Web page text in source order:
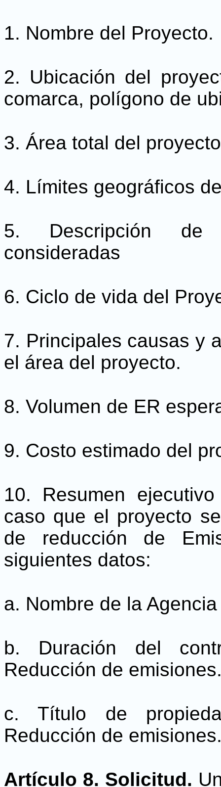
1. Nombre del Proyecto.
2. Ubicación del
comarca, polígono de
3. Área total del
4. Límites geográficos
5. Descripción de
consideradas
6. Ciclo de vida del
7. Principales causas y
el área del proyecto.
8. Volumen de ER
9. Costo estimado del
10. Resumen
caso que el proyecto
de reducción de
siguientes datos:
a. Nombre de la Agencia
b. Duración del
Reducción de
c. Título de
Reducción de
Artículo 8. Solicitud.